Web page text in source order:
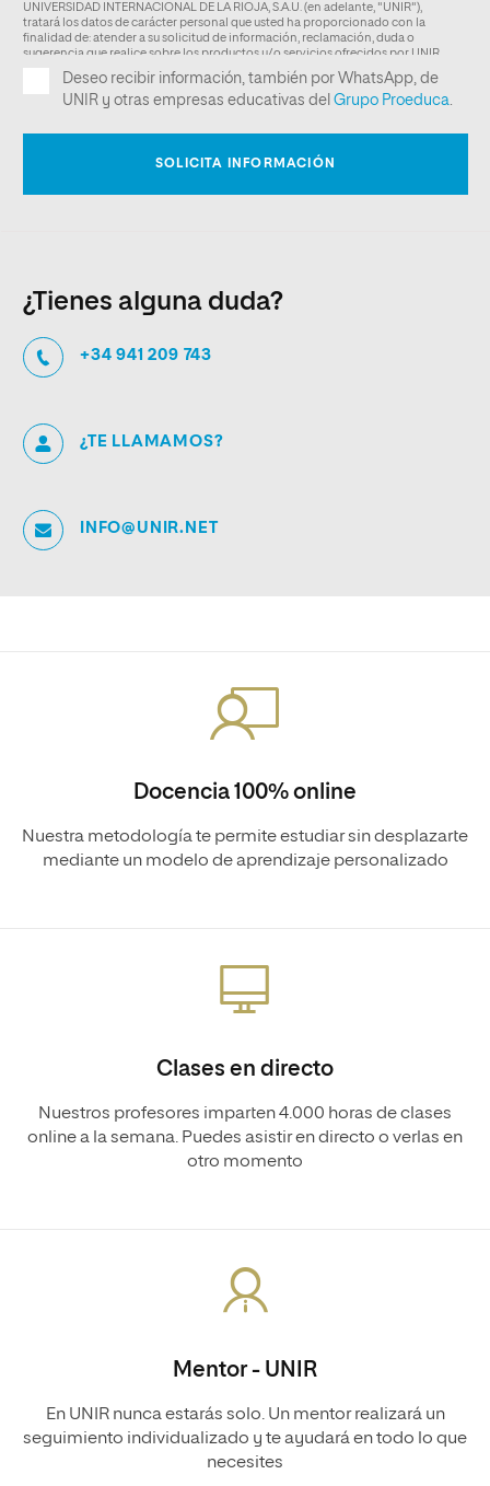
¿Tienes alguna duda?
+34 941 209 743
¿TE LLAMAMOS?
INFO@UNIR.NET
Docencia 100% online
Nuestra metodología te permite estudiar sin desplazarte
mediante un modelo de aprendizaje personalizado
Clases en directo
Nuestros profesores imparten 4.000 horas de clases
online a la semana. Puedes asistir en directo o verlas en
otro momento
Mentor - UNIR
En UNIR nunca estarás solo. Un mentor realizará un
seguimiento individualizado y te ayudará en todo lo que
necesites